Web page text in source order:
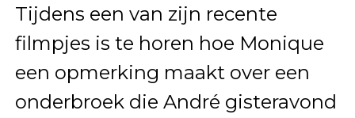
Tijdens een van zijn recente
filmpjes is te horen hoe Monique
een opmerking maakt over een
onderbroek die André gisteravond